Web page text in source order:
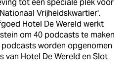
Vrijheidskwartier'.
Hotel De Wereld werkt
om 40 podcasts te maken
podcasts worden opgenomen
van Hotel De Wereld en Slot